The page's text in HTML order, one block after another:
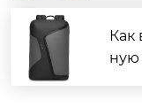
ыт
Как
ную